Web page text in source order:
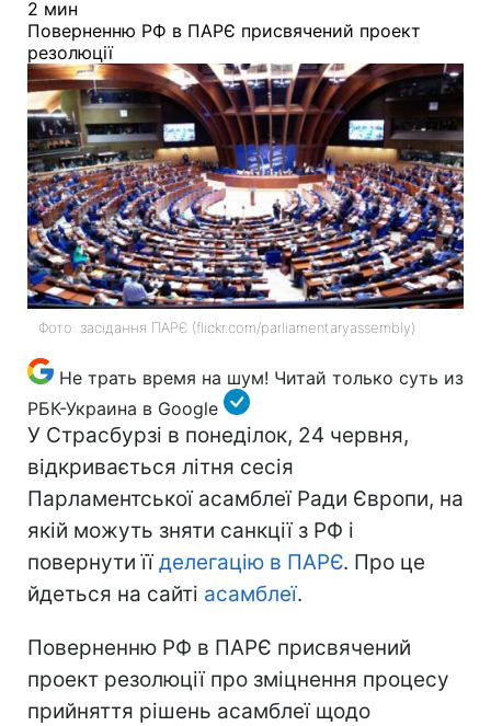
2 мин
Поверненню РФ в ПАРЄ присвячений проект
резолюції
Фото: засідання ПАРЄ (flickr.com/parliamentaryassembly)
Не трать время на шум! Читай только суть из
РБК-Украина в Google
У Страсбурзі в понеділок, 24 червня,
відкривається літня сесія
Парламентської асамблеї Ради Європи, на
якій можуть зняти санкції з РФ і
повернути їїделегацію в ПАРЄ. Про це
йдеться на сайті асамблеї.
Поверненню РФ в ПАРЄ присвячений
проект резолюції про зміцнення процесу
прийняття рішень асамблеї щодо